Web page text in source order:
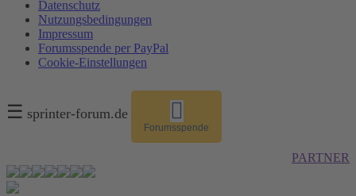
Datenschutz
Nutzungsbedingungen
Impressum
Forumsspende per PayPal
Cookie-Einstellungen
☰ sprinter-forum.de
Forumsspende
PARTNER